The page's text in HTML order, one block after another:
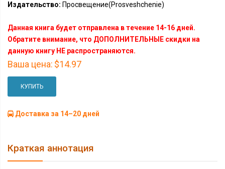
Издательство: Просвещение(Prosveshchenie)
Данная книга будет отправлена в течение 14-16 дней.
Обратите внимание, что ДОПОЛНИТЕЛЬНЫЕ скидки на
данную книгу НЕ распространяются.
Ваша цена: $14.97
КУПИТЬ
Доставка за 14–20 дней
Краткая аннотация